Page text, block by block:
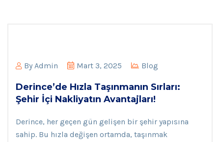
By Admin Mart 3, 2025 Blog
Derince’de Hızla Taşınmanın Sırları:
Şehir İçi Nakliyatın Avantajları!
Derince, her geçen gün gelişen bir şehir yapısına
sahip. Bu hızla değişen ortamda, taşınmak